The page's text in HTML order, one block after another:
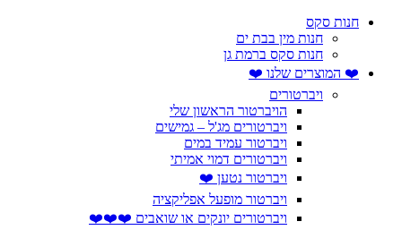
חנות סקס
חנות מין בבת ים
חנות סקס ברמת גן
❤️ המוצרים שלנו ❤️
ויברטורים
הויברטור הראשון שלי
ויברטורים מג'ל – גמישים
ויברטור עמיד במים
ויברטורים דמוי אמיתי
ויברטור נטען ❤️
ויברטור מופעל אפליקציה
ויברטורים יונקים או שואבים ❤️❤️❤️